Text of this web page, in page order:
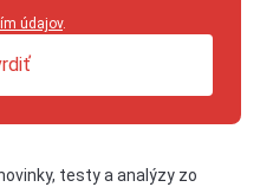
údajov.
testy a analýzy zo